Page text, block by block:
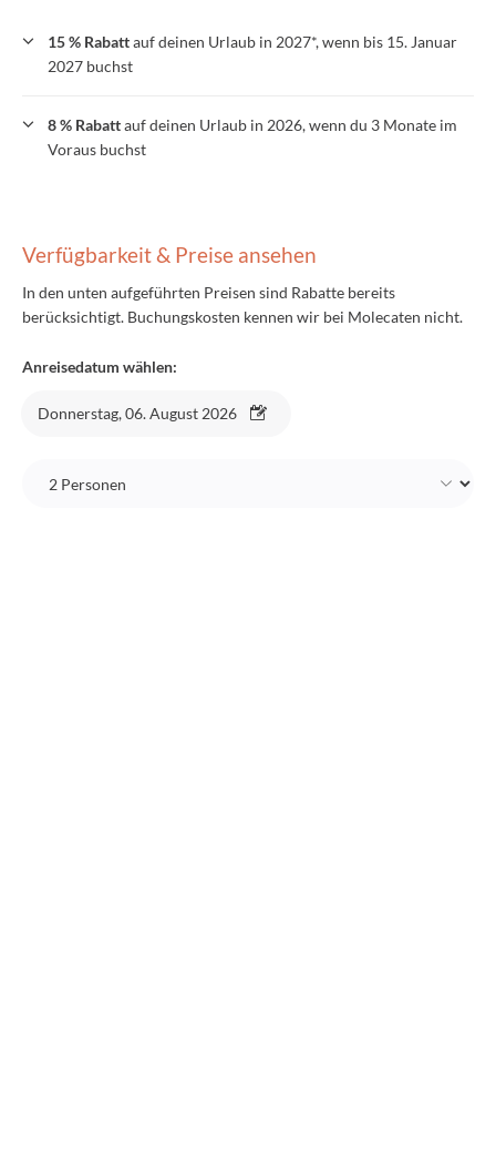
15 % Rabattauf deinen Urlaub in 2027*, wenn bis 15. Januar
2027 buchst
8 % Rabattauf deinen Urlaub in 2026, wenn du 3 Monate im
Voraus buchst
Verfügbarkeit & Preise ansehen
In den unten aufgeführten Preisen sind Rabatte bereits
berücksichtigt. Buchungskosten kennen wir bei Molecaten nicht.
Anreisedatum wählen:
Donnerstag, 06. August 2026